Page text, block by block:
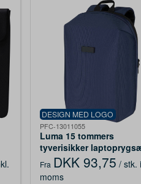
DESIGN MED LOGO
PFC-13011055
Luma 15 tommers
tyverisikker
GRS genvundet 10 l,
marineblå
Fra DKK 93,75 / stk.
moms